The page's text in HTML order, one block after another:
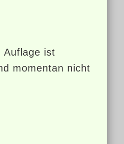
Auflage ist
momentan nicht